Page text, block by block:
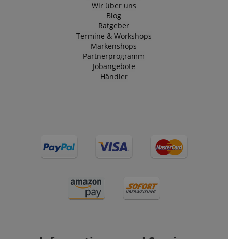
Wir über uns
Blog
Ratgeber
Termine & Workshops
Markenshops
Partnerprogramm
Jobangebote
Händler